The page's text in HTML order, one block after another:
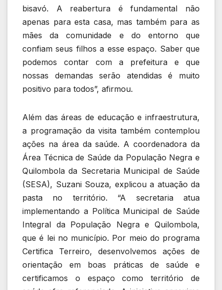
bisavó. A reabertura é fundamental não
apenas para esta casa, mas também para as
mães da comunidade e do entorno que
confiam seus filhos a esse espaço. Saber que
podemos contar com a prefeitura e que
nossas demandas serão atendidas é muito
positivo para todos”, afirmou.
Além das áreas de educação e infraestrutura,
a programação da visita também contemplou
ações na área da saúde. A coordenadora da
Área Técnica de Saúde da População Negra e
Quilombola da Secretaria Municipal de Saúde
(SESA), Suzani Souza, explicou a atuação da
pasta no território. “A secretaria atua
implementando a Política Municipal de Saúde
Integral da População Negra e Quilombola,
que é lei no município. Por meio do programa
Certifica Terreiro, desenvolvemos ações de
orientação em boas práticas de saúde e
certificamos o espaço como território de